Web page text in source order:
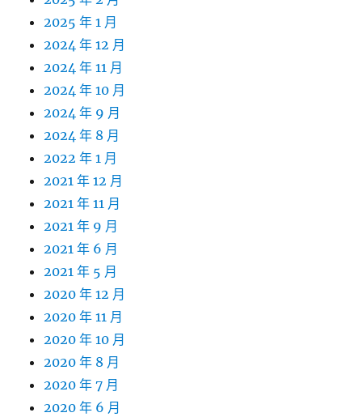
2025 年 1 月
2024 年 12 月
2024 年 11 月
2024 年 10 月
2024 年 9 月
2024 年 8 月
2022 年 1 月
2021 年 12 月
2021 年 11 月
2021 年 9 月
2021 年 6 月
2021 年 5 月
2020 年 12 月
2020 年 11 月
2020 年 10 月
2020 年 8 月
2020 年 7 月
2020 年 6 月